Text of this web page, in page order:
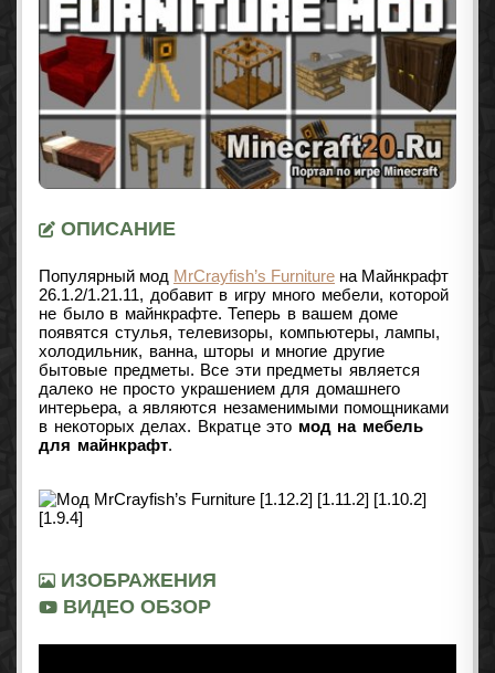
ОПИСАНИЕ
Популярный мод MrCrayfish’s Furniture на Майнкрафт
26.1.2/1.21.11, добавит в игру много мебели, которой
не было в майнкрафте. Теперь в вашем доме
появятся стулья, телевизоры, компьютеры, лампы,
холодильник, ванна, шторы и многие другие
бытовые предметы. Все эти предметы является
далеко не просто украшением для домашнего
интерьера, а являются незаменимыми помощниками
в некоторых делах. Вкратце это мод на мебель
для майнкрафт.
ИЗОБРАЖЕНИЯ
ВИДЕО ОБЗОР